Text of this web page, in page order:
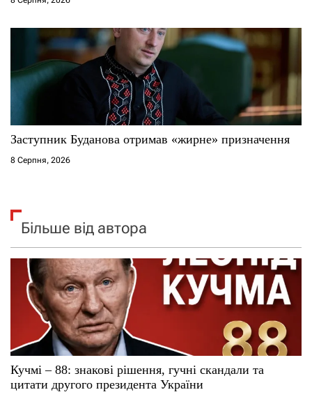
Заступник Буданова отримав «жирне» призначення
8 Серпня, 2026
Більше від автора
Кучмі – 88: знакові рішення, гучні скандали та
цитати другого президента України